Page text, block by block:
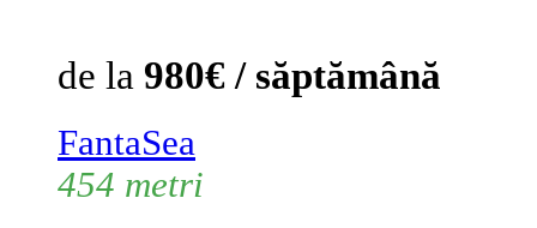
de la 980€ / săptămână
FantaSea
454 metri